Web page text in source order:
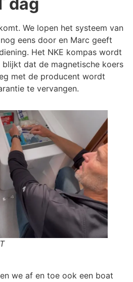
We lopen het systeem van
eens door en Marc geeft
Het NKE kompas wordt
dat de magnetische koers
met de producent wordt
te vervangen.
we af en toe ook een boat